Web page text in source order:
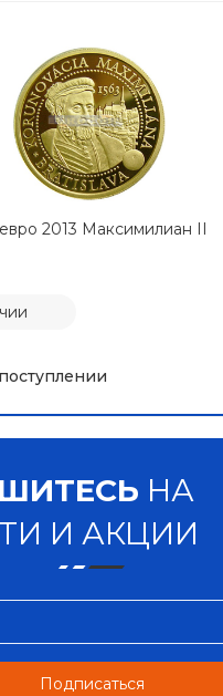
2013 Максимилиан II
НА
И АКЦИИ
Подписаться